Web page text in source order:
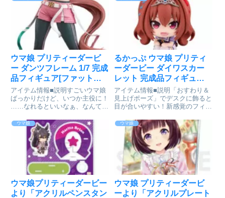
しみください！ウマ娘 プリティ
ーダービー_B2タペストリー タ
マモクロス©2018 アニメ...
けられる便利なシャープペンで
す。ウマ娘 プリティダービー ク
ルトガ 6.スーパークリーク...
ウマ娘 プリティーダービ
ー ダンツフレーム 1/7 完成
品フィギュア[ファット・
カンパニー]が予約受付開
始
アイテム情報■説明すごいウマ娘
ばっかりだけど、いつか主役に！
……なれるといいなぁ、なんてゲ
ー』より「ダンツフレーム」を
1/7スケールでフィギュア化。ウ
マ娘 プリティーダービー_ダンツ
フレーム通販サイトで検索す...
るかっぷ ウマ娘 プリティ
ーダービー ダイワスカー
レット 完成品フィギュア
[メガハウス]が予約受付中
アイテム情報■説明「おすわり＆
見上げポーズ」でデスクに飾ると
目が合いやすい！新感覚のフィギ
かせる！ウマ娘 プリティーダー
ビー_るかっぷ ダイワスカーレッ
トcolleizeで探す
ウマ娘
ウマ娘プリティーダービー
より「アクリルペンスタン
ウマ娘
ウマ娘 プリティーダービ
ーより「アクリルプレート